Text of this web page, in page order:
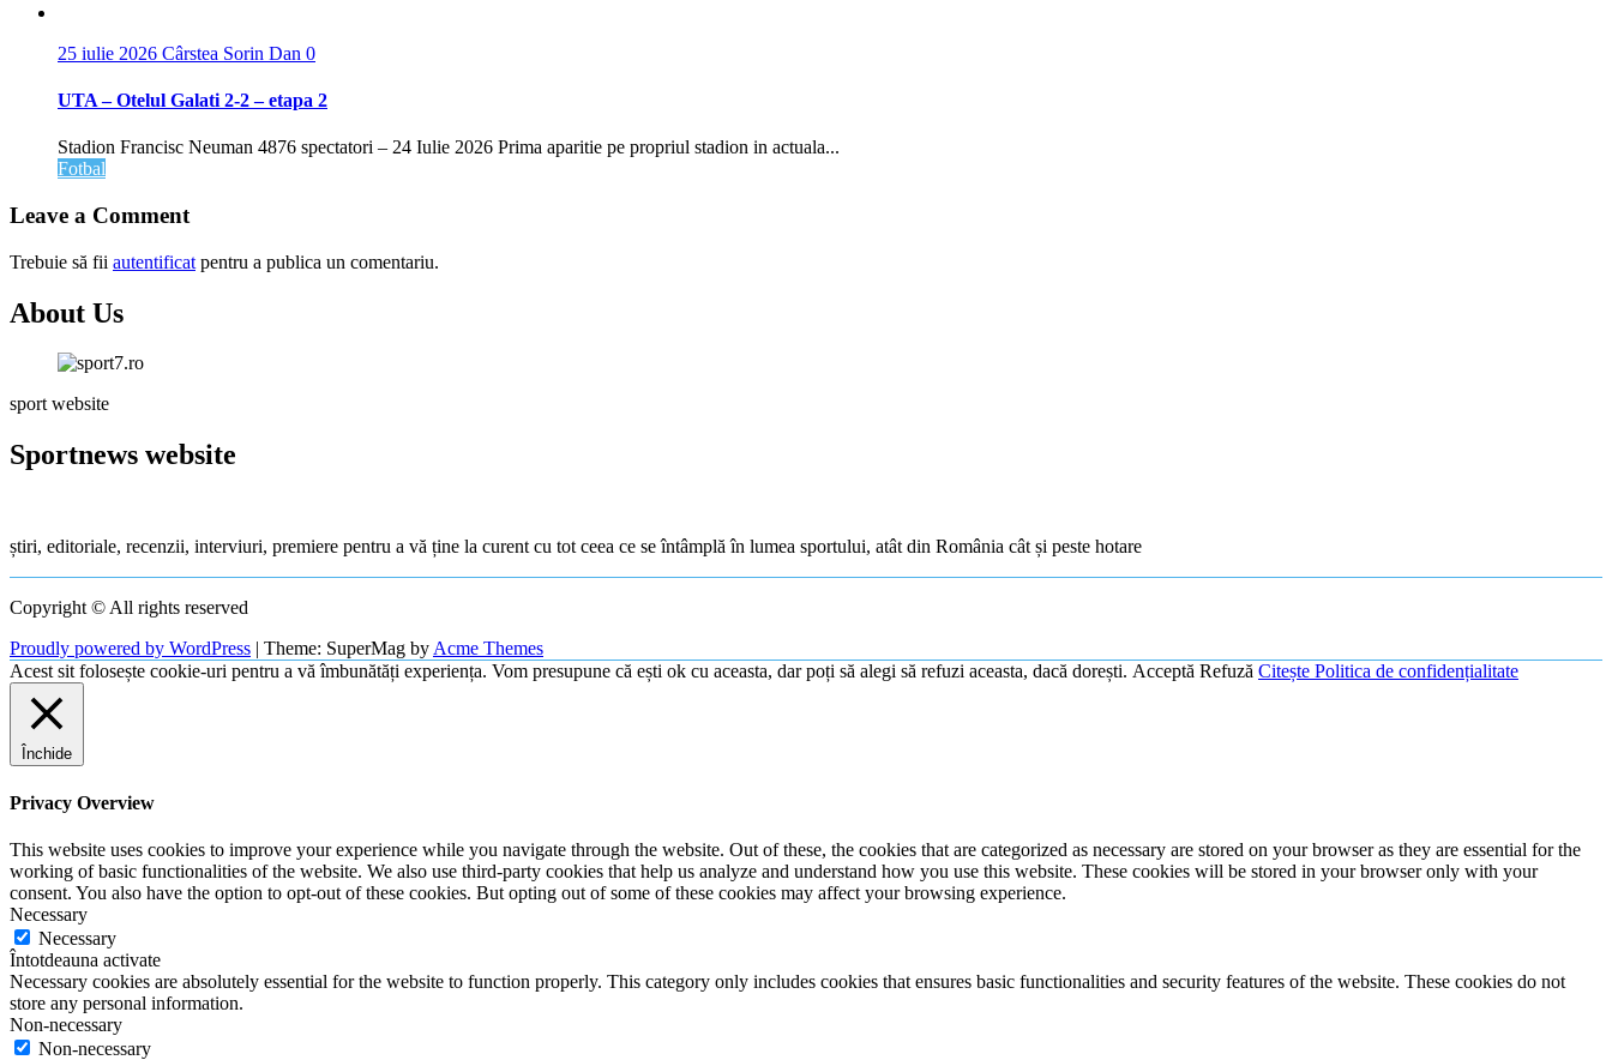
25 iulie 2026 Cârstea Sorin Dan 0
UTA – Otelul Galati 2-2 – etapa 2
Stadion Francisc Neuman 4876 spectatori – 24 Iulie 2026 Prima aparitie pe propriul stadion in actuala...
Fotbal
Leave a Comment
Trebuie să fii autentificat pentru a publica un comentariu.
About Us
sport website
Sportnews website
știri, editoriale, recenzii, interviuri, premiere pentru a vă ține la curent cu tot ceea ce se întâmplă în lumea sportului, atât din România cât și peste hotare
Copyright © All rights reserved
Proudly powered by WordPress | Theme: SuperMag by Acme Themes
Acest sit folosește cookie-uri pentru a vă îmbunătăți experiența. Vom presupune că ești ok cu aceasta, dar poți să alegi să refuzi aceasta, dacă dorești. Acceptă Refuză Citește Politica de confidențialitate
Închide
Privacy Overview
This website uses cookies to improve your experience while you navigate through the website. Out of these, the cookies that are categorized as necessary are stored on your browser as they are essential for the
working of basic functionalities of the website. We also use third-party cookies that help us analyze and understand how you use this website. These cookies will be stored in your browser only with your
consent. You also have the option to opt-out of these cookies. But opting out of some of these cookies may affect your browsing experience.
Necessary
Necessary
Întotdeauna activate
Necessary cookies are absolutely essential for the website to function properly. This category only includes cookies that ensures basic functionalities and security features of the website. These cookies do not
store any personal information.
Non-necessary
Non-necessary